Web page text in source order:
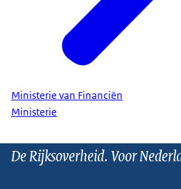
Ministerie van Financiën
Ministerie
De Rijksoverheid. Voor